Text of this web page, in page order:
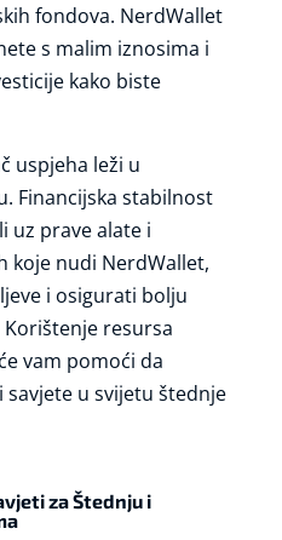
fondova. NerdWallet
s malim iznosima i
kako biste
uspjeha leži u
Financijska stabilnost
uz prave alate i
koje nudi NerdWallet,
i osigurati bolju
resursa
vam pomoći da
u svijetu štednje
za Štednju i